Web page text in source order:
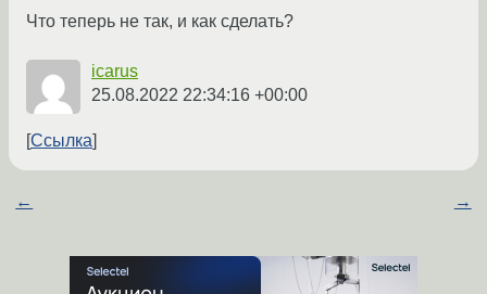
Что теперь не так, и как сделать?
icarus
25.08.2022 22:34:16 +00:00
Ссылка
← →